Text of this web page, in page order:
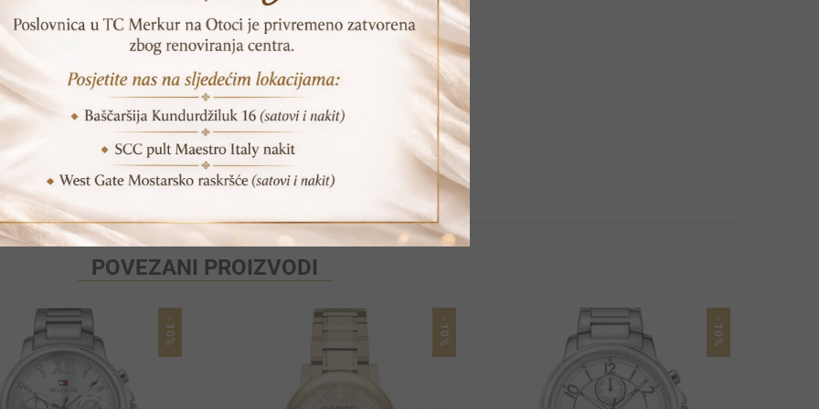
SKU: MK3134
Pošalji prijatelju
POVEZANI PROIZVODI
-10% -10% -10%